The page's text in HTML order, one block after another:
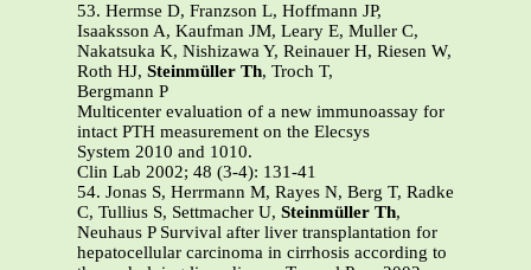
53. Hermse D, Franzson L, Hoffmann JP,
Isaaksson A, Kaufman JM, Leary E, Muller C,
Nakatsuka K, Nishizawa Y, Reinauer H, Riesen W,
Roth HJ, Steinmüller Th, Troch T,
Bergmann P
Multicenter evaluation of a new immunoassay for
intact PTH measurement on the Elecsys
System 2010 and 1010.
Clin Lab 2002; 48 (3-4): 131-41
54. Jonas S, Herrmann M, Rayes N, Berg T, Radke
C, Tullius S, Settmacher U, Steinmüller Th,
Neuhaus P Survival after liver transplantation for
hepatocellular carcinoma in cirrhosis according to